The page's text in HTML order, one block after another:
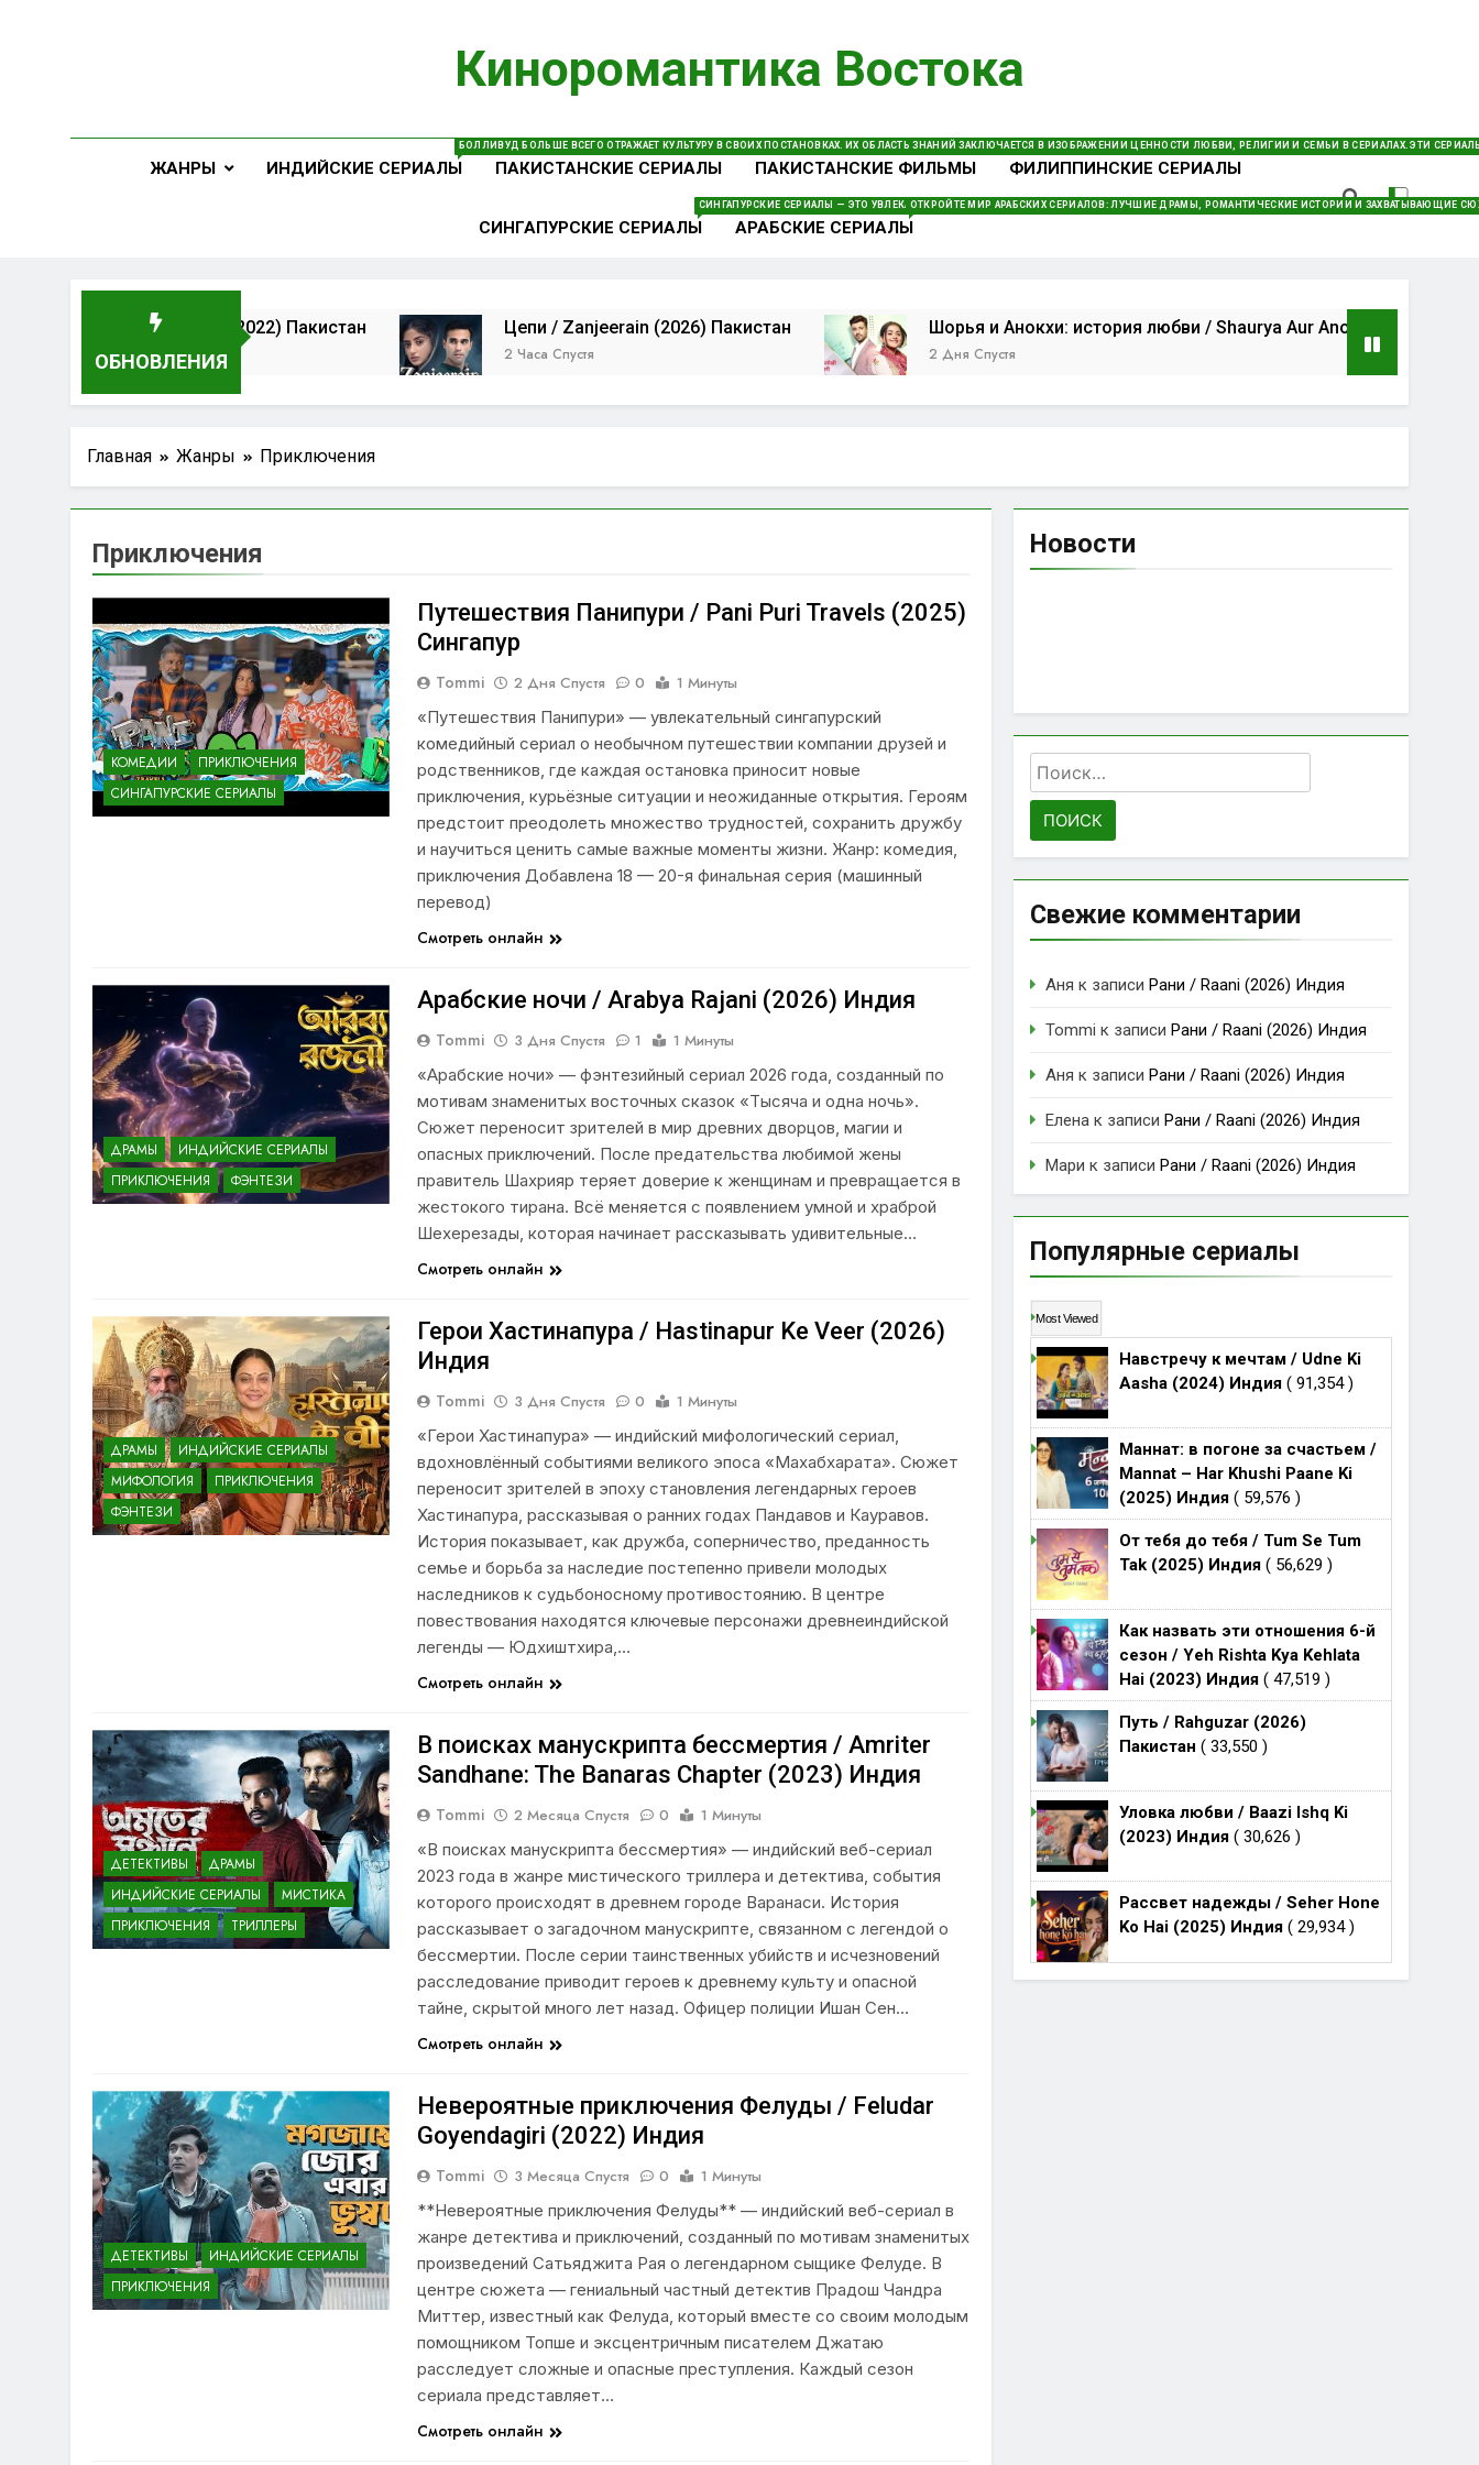
Киноромантика Востока
Яркие Истории Любви И Незабываемых Героев. Смотреть Онлайн – Удобно И Быстро!
ЖАНРЫ ИНДИЙСКИЕ СЕРИАЛЫ
БОЛЛИВУД БОЛЬШЕ ВСЕГО ОТРАЖАЕТ КУЛЬТУРУ В СВОИХ ПОСТАНОВКАХ. ИХ ОБЛАСТЬ ЗНАНИЙ ЗАКЛЮЧАЕТСЯ В ИЗОБРАЖЕНИИ ЦЕННОСТИ ЛЮБВИ, РЕЛИГИИ И СЕМЬИ В СЕРИАЛАХ. ЭТИ
ПАКИСТАНСКИЕ СЕРИАЛЫ ПАКИСТАНСКИЕ ФИЛЬМЫ ФИЛИППИНСКИЕ СЕРИАЛЫ
СИНГАПУРСКИЕ СЕРИАЛЫ
СИНГАПУРСКИЕ СЕРИАЛЫ — ЭТО УВЛЕКАТЕЛЬНЫЕ ДОРАМЫ И ТЕЛЕНОВЕЛЛЫ, СОЗДАННЫЕ В СИНГАПУРЕ, КОТОРЫЕ СОЧЕТАЮТ ВОСТОЧНЫЕ
АРАБСКИЕ СЕРИАЛЫ
ОТКРОЙТЕ МИР АРАБСКИХ СЕРИАЛОВ: ЛУЧШИЕ ДРАМЫ, РОМАНТИЧЕСКИЕ ИСТОРИИ И ЗАХВАТЫВАЮЩИЕ
ОБНОВЛЕНИЯ
/ Woh Pagal Si (2022) Пакистан Цепи / Zanjeerain (2026) Пакистан
2 Часа Спустя
Шорья и Анокхи: история любви / Shaurya Aur Anokhi Ki Kahani (2020)
2 Дня Спустя
Главная Жанры Приключения
Приключения
КОМЕДИИ
ПРИКЛЮЧЕНИЯ
СИНГАПУРСКИЕ СЕРИАЛЫ
Путешествия Панипури / Pani Puri Travels (2025)
Сингапур
Tommi 2 Дня Спустя 0
1 Минуты
«Путешествия Панипури» — увлекательный сингапурский
комедийный сериал о необычном путешествии компании друзей и
родственников, где каждая остановка приносит новые
приключения, курьёзные ситуации и неожиданные открытия. Героям
предстоит преодолеть множество трудностей, сохранить дружбу
и научиться ценить самые важные моменты жизни. Жанр: комедия,
приключения Добавлена 18 — 20-я финальная серия (машинный
перевод)
Смотреть онлайн
ДРАМЫ
ИНДИЙСКИЕ СЕРИАЛЫ
ПРИКЛЮЧЕНИЯ
ФЭНТЕЗИ
Арабские ночи / Arabya Rajani (2026) Индия
Tommi 3 Дня Спустя 1
1 Минуты
«Арабские ночи» — фэнтезийный сериал 2026 года, созданный по
мотивам знаменитых восточных сказок «Тысяча и одна ночь».
Сюжет переносит зрителей в мир древних дворцов, магии и
опасных приключений. После предательства любимой жены
правитель Шахрияр теряет доверие к женщинам и превращается в
жестокого тирана. Всё меняется с появлением умной и храброй
Шехерезады, которая начинает рассказывать удивительные…
Смотреть онлайн
ДРАМЫ
ИНДИЙСКИЕ СЕРИАЛЫ
МИФОЛОГИЯ
ПРИКЛЮЧЕНИЯ
ФЭНТЕЗИ
Герои Хастинапура / Hastinapur Ke Veer (2026)
Индия
Tommi 3 Дня Спустя 0
1 Минуты
«Герои Хастинапура» — индийский мифологический сериал,
вдохновлённый событиями великого эпоса «Махабхарата». Сюжет
переносит зрителей в эпоху становления легендарных героев
Хастинапура, рассказывая о ранних годах Пандавов и Кауравов.
История показывает, как дружба, соперничество, преданность
семье и борьба за наследие постепенно привели молодых
наследников к судьбоносному противостоянию. В центре
повествования находятся ключевые персонажи древнеиндийской
легенды — Юдхиштхира,…
Смотреть онлайн
ДЕТЕКТИВЫ
ДРАМЫ
ИНДИЙСКИЕ СЕРИАЛЫ
МИСТИКА
ПРИКЛЮЧЕНИЯ
ТРИЛЛЕРЫ
В поисках манускрипта бессмертия / Amriter
Sandhane: The Banaras Chapter (2023) Индия
Tommi 2 Месяца Спустя 0
1 Минуты
«В поисках манускрипта бессмертия» — индийский веб-сериал
2023 года в жанре мистического триллера и детектива, события
которого происходят в древнем городе Варанаси. История
рассказывает о загадочном манускрипте, связанном с легендой о
бессмертии. После серии таинственных убийств и исчезновений
расследование приводит героев к древнему культу и опасной
тайне, скрытой много лет назад. Офицер полиции Ишан Сен…
Смотреть онлайн
ДЕТЕКТИВЫ
ИНДИЙСКИЕ СЕРИАЛЫ
ПРИКЛЮЧЕНИЯ
Невероятные приключения Фелуды / Feludar
Goyendagiri (2022) Индия
Tommi 3 Месяца Спустя 0
1 Минуты
**Невероятные приключения Фелуды** — индийский веб-сериал в
жанре детектива и приключений, созданный по мотивам знаменитых
произведений Сатьяджита Рая о легендарном сыщике Фелуде. В
центре сюжета — гениальный частный детектив Прадош Чандра
Миттер, известный как Фелуда, который вместе со своим молодым
помощником Топше и эксцентричным писателем Джатаю
расследует сложные и опасные преступления. Каждый сезон
сериала представляет…
Смотреть онлайн
Новости
Найти:
Свежие комментарии
Аня к записиРани / Raani (2026) Индия
Tommi к записиРани / Raani (2026) Индия
Аня к записиРани / Raani (2026) Индия
Елена к записиРани / Raani (2026) Индия
Мари к записиРани / Raani (2026) Индия
Популярные сериалы
Most Viewed
Навстречу к мечтам / Udne Ki
Aasha (2024) Индия ( 91,354 )
Маннат: в погоне за счастьем /
Mannat – Har Khushi Paane Ki
(2025) Индия ( 59,576 )
От тебя до тебя / Tum Se Tum
Tak (2025) Индия ( 56,629 )
Как назвать эти отношения 6-й
сезон / Yeh Rishta Kya Kehlata
Hai (2023) Индия ( 47,519 )
Путь / Rahguzar (2026)
Пакистан ( 33,550 )
Уловка любви / Baazi Ishq Ki
(2023) Индия ( 30,626 )
Рассвет надежды / Seher Hone
Ko Hai (2025) Индия ( 29,934 )